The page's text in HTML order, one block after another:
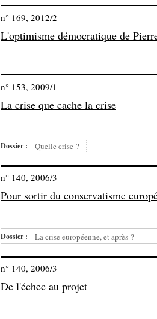
n° 169, 2012/2
L'optimisme démocratique de
n° 153, 2009/1
La crise que cache la crise
Dossier : Quelle crise ?
n° 140, 2006/3
Pour sortir du conservatisme
Dossier : La crise européenne, et après ?
n° 140, 2006/3
De l'échec au projet